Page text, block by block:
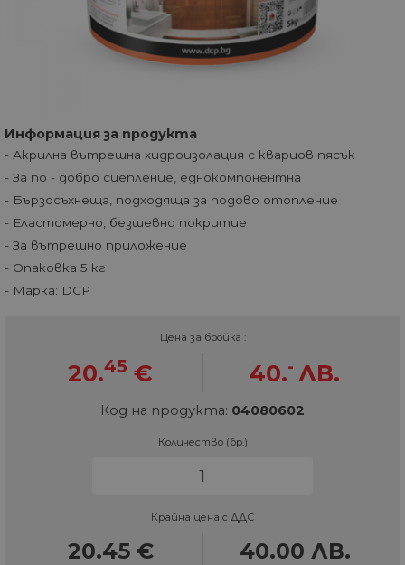
Информация за продукта
- Акрилна вътрешна хидроизолация с кварцов пясък
- За по - добро сцепление, еднокомпонентна
- Бързосъхнеща, подходяща за подово отопление
- Еластомерно, безшевно покритие
- За вътрешно приложение
- Опаковка 5 кг
- Марка: DCP
Цена за бройка :
20.45 € 40.- ЛВ.
Код на продукта: 04080602
Количество (бр.)
Крайна цена с ДДС
20.45 € 40.00 ЛВ.